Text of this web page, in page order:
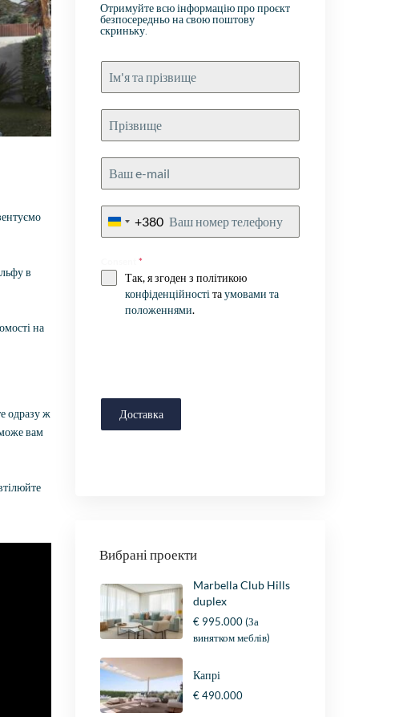
в
на
одразу ж
вам
dit is zoals je als
wilt
Отримуйте всю інформацію про проєкт
безпосередньо на свою поштову
скриньку.
Ukraine
+380
*
Так, я згоден з політикою
конфіденційності таумовами та
положеннями.
Доставка
Вибрані проекти
Marbella Club Hills
duplex
€ 995.000(За
винятком меблів)
Капрі
€ 490.000